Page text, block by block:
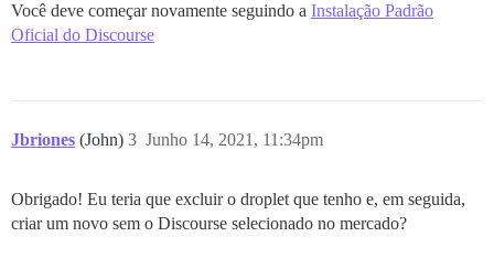
Você deve começar novamente seguindo a Instalação Padrão
Oficial do Discourse
Jbriones (John) Junho 14, 2021, 11:34pm
3
Obrigado! Eu teria que excluir o droplet que tenho e, em seguida,
criar um novo sem o Discourse selecionado no mercado?